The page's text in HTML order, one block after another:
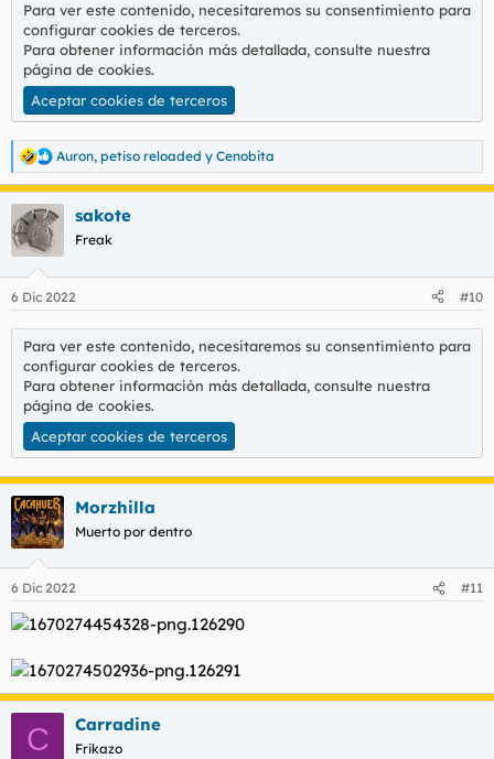
Para ver este contenido, necesitaremos su consentimiento para
configurar cookies de terceros.
Para obtener información más detallada, consulte nuestra
página de cookies.
Aceptar cookies de terceros
R
e
c
c
i
e
Auron, petiso reloaded y Cenobita
sakote
Freak
6 Dic 2022 #10
Para ver este contenido, necesitaremos su consentimiento para
configurar cookies de terceros.
Para obtener información más detallada, consulte nuestra
página de cookies.
Aceptar cookies de terceros
Morzhilla
Muerto por dentro
6 Dic 2022 #11
C Carradine
Frikazo